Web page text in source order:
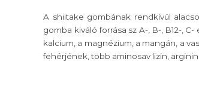
A shiitake gombának rendkívül
gomba kiváló forrása sz A-, B-, B12-,
kalcium, a magnézium, a mangán, a
fehérjének, több aminosav lizin,